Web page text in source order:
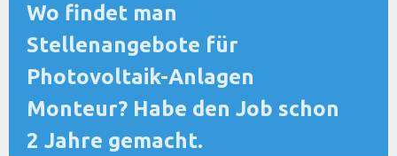
Wo findet man
Stellenangebote für
Photovoltaik-Anlagen
Monteur? Habe den Job schon
2 Jahre gemacht.